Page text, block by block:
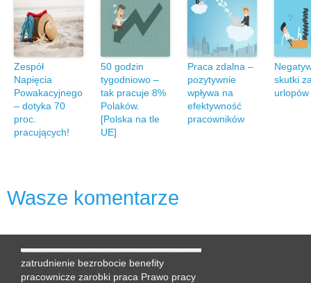
Zespół
Napięcia
Powakacyjnego
– dotyka 70
proc.
pracujących!
50 godzin
tygodniowo –
tak pracuje 8%
Polaków.
[Polska na tle
UE]
Praca zdalna –
pozytywnie
wpływa na
efektywność
pracowników
skutki
urlopów
Wasze komentarze
zatrudnienie bezrobocie benefity
pracownicze zarobki praca Prawo pracy